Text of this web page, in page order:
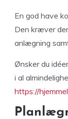
En god have
Den kræver
anlægning
Ønsker du
i al
https://